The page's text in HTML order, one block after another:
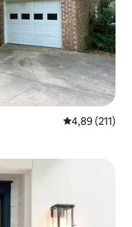
Середня
4,89 (211)